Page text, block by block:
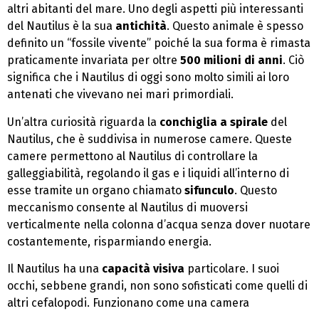
altri abitanti del mare. Uno degli aspetti più interessanti
del Nautilus è la sua antichità. Questo animale è spesso
definito un “fossile vivente” poiché la sua forma è rimasta
praticamente invariata per oltre 500 milioni di anni. Ciò
significa che i Nautilus di oggi sono molto simili ai loro
antenati che vivevano nei mari primordiali.
Un’altra curiosità riguarda la conchiglia a spirale del
Nautilus, che è suddivisa in numerose camere. Queste
camere permettono al Nautilus di controllare la
galleggiabilità, regolando il gas e i liquidi all’interno di
esse tramite un organo chiamato sifunculo. Questo
meccanismo consente al Nautilus di muoversi
verticalmente nella colonna d’acqua senza dover nuotare
costantemente, risparmiando energia.
Il Nautilus ha una capacità visiva particolare. I suoi
occhi, sebbene grandi, non sono sofisticati come quelli di
altri cefalopodi. Funzionano come una camera